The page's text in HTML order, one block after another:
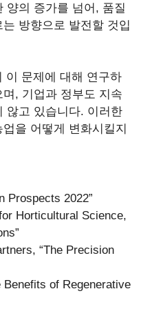
양의 증가를 넘어, 품질
방향으로 발전할 것입
문제에 대해 연구하
, 기업과 정부도 지속
않고 있습니다. 이러한
을 어떻게 변화시킬지
Prospects 2022”
Horticultural Science,
“The Precision
Benefits of Regenerative